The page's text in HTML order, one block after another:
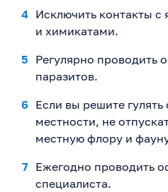
Исключить контакты
и химикатами.
Регулярно проводить
паразитов.
Если вы решите
местности, не
местную флору и
Ежегодно проводить
специалиста.